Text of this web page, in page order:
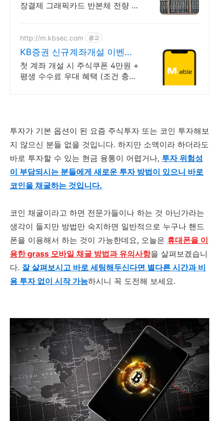
장결제 그래픽카드 반본체 전량 매
http://m.kbsec.com 광고
KB증권 신규계좌개설 이벤트
국내주식쿠폰 최대 5만원
첫 계좌 개설 시 주식쿠폰 4만원 +
평생 수수료 우대 혜택 (조건 충족
투자가 기본 옵션이 된 요즘 주식투자 또는 코인 투자해보
지 않으신 분들 없을 것입니다. 하지만 소액이라 하더라도
바로 투자할 수 있는 현금 융통이 어렵거나, 투자 위험성
이 부담되시는 분들에게 새로운 투자 방법이 있으니 바로
코인을 채굴하는 것입니다.
코인 채굴이라고 하면 전문가들이나 하는 것 아닌가라는
생각이 들지만 방법만 숙지하면 일반적으로 누구나 핸드
폰을 이용해서 하는 것이 가능한데요, 오늘은 휴대폰을 이
용한 grass 모바일 채굴 방법과 유의사항을 살펴보겠습니
다. 잘 살펴보시고 바로 세팅해두신다면 별다른 시간과 비
용 투자 없이 시작 가능하시니 꼭 도전해 보세요.